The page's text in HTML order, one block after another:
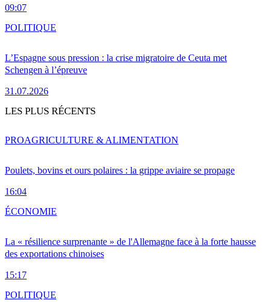
09:07
L’Espagne sous pression : la crise migratoire de Ceuta met
Schengen à l’épreuve
31.07.2026
POLITIQUE
LES PLUS RÉCENTS
Poulets, bovins et ours polaires : la grippe aviaire se propage
16:04
PROAGRICULTURE & ALIMENTATION
La « résilience surprenante » de l'Allemagne face à la forte hausse
des exportations chinoises
15:17
ÉCONOMIE
POLITIQUE